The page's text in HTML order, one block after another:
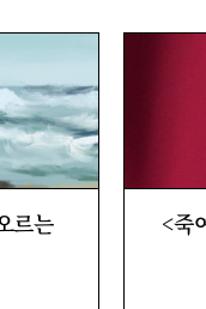
르는
<죽